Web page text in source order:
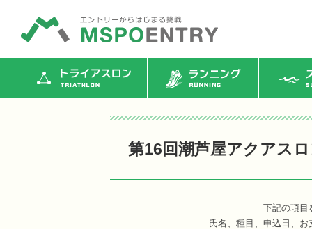
トライアスロン ランニング ス
第16回潮芦屋アクアス
下記の項目
氏名、種目、申込日、